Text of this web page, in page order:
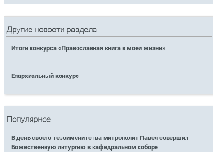
Другие новости раздела
Итоги конкурса «Православная книга в моей жизни»
Епархиальный конкурс
Популярное
В день своего тезоименитства митрополит Павел совершил
Божественную литургию в кафедральном соборе